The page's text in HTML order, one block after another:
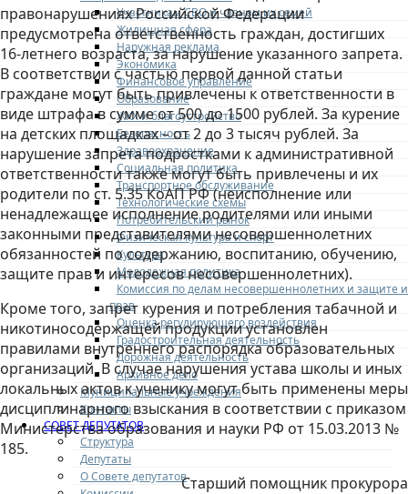
Участникам СВО и членам их семей
Жилищная сфера
Наружная реклама
Экономика
Финансовое управление
Образование
ЖКХ и благоустройство
Безопасность
Здравоохранение
Социальная политика
Транспортное обслуживание
Технологические схемы
Потребительский рынок
Физическая культура и спорт
Культура
Молодежная политика
Комиссия по делам несовершеннолетних и защите
прав
Оценка регулирующего воздействия
Градостроительная деятельность
Дорожная деятельность
Архивное дело
Муниципальные учреждения
Контакты
СОВЕТ ДЕПУТАТОВ
Структура
Депутаты
О Совете депутатов
правонарушениях Российской Федерации
предусмотрена ответственность граждан, достигших
16-летнего возраста, за нарушение указанного запрета.
В соответствии с частью первой данной статьи
граждане могут быть привлечены к ответственности в
виде штрафа в сумме от 500 до 1500 рублей. За курение
на детских площадках – от 2 до 3 тысяч рублей. За
нарушение запрета подростками к административной
ответственности также могут быть привлечены и их
родители по ст. 5.35 КоАП РФ (неисполнение или
ненадлежащее исполнение родителями или иными
законными представителями несовершеннолетних
обязанностей по содержанию, воспитанию, обучению,
защите прав и интересов несовершеннолетних).
Кроме того, запрет курения и потребления табачной и
никотиносодержащей продукции установлен
правилами внутреннего распорядка образовательных
организаций. В случае нарушения устава школы и иных
локальных актов к ученику могут быть применены меры
дисциплинарного взыскания в соответствии с приказом
Министерства образования и науки РФ от 15.03.2013 №
185.
Старший помощник прокурора